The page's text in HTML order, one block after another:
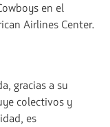
en el
Airlines Center.
gracias a su
colectivos y
es